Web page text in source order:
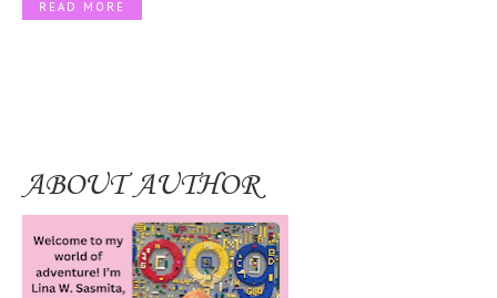
READ MORE
ABOUT AUTHOR